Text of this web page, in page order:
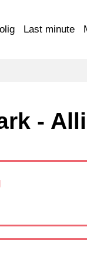
Last minute
-